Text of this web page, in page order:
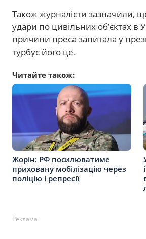
Також журналісти зазначили,
удари по цивільних об’єктах в
причини преса запитала у
турбує його це.
Читайте також:
Жорін: РФ посилюватиме
приховану мобілізацію через
поліцію і репресії
Реклама